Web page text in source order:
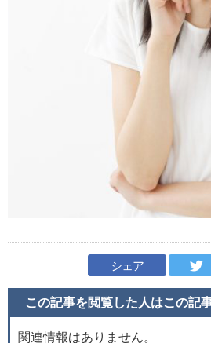
シェア
この記事を閲覧した人はこの記
関連情報はありません。